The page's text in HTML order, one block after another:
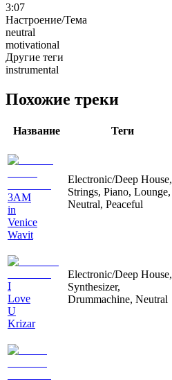
3:07
Настроение/Тема
neutral
motivational
Другие теги
instrumental
Похожие треки
Название Теги
3AM
in
Venice
Wavit
Electronic/Deep House,
Strings, Piano, Lounge,
Neutral, Peaceful
I
Love
U
Krizar
Electronic/Deep House,
Synthesizer,
Drummachine, Neutral